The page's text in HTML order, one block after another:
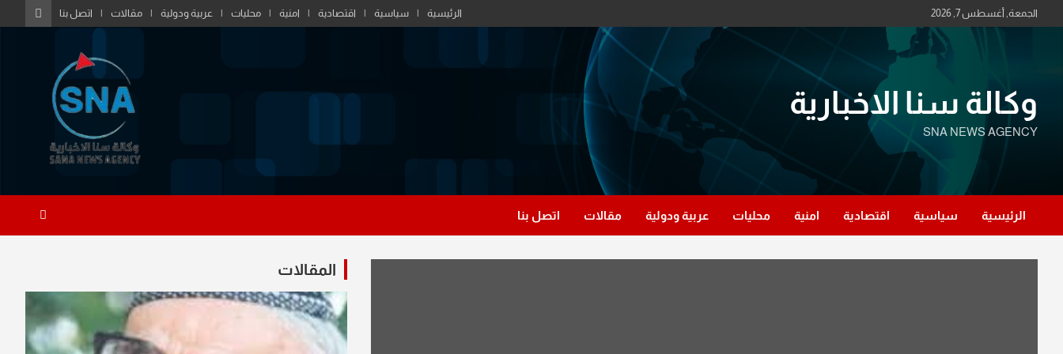
to
الجمعة, أغسطس 7, 2026 الرئيسية سياسية اقتصادية امنية محليات عربية ودولية مقالات اتصل بنا
وكالة سنا الاخبارية
SNA NEWS AGENCY
الرئيسية سياسية اقتصادية امنية محليات عربية ودولية مقالات اتصل بنا
المقالات